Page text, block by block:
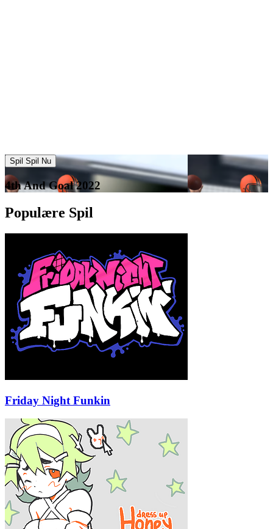
Spil Spil Nu
4th And Goal 2022
Populære Spil
Friday Night Funkin